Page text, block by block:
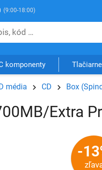
(9:00-18:00)
komponenty
média CD Box
Extra
-